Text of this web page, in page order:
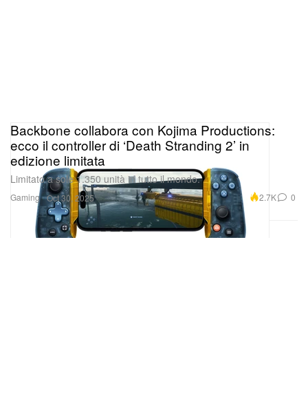
Gaming
Backbone collabora con Kojima Productions:
ecco il controller di ‘Death Stranding 2’ in
edizione limitata
Limitato a sole 1.350 unità in tutto il mondo.
Oct 30, 2025 2.7K 0